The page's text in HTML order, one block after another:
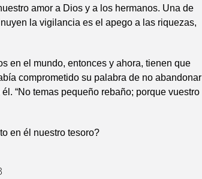
amor a Dios y a los hermanos. Una de
la vigilancia es el apego a las riquezas,
en el mundo, entonces y ahora, tienen que
comprometido su palabra de no abandonar
“No temas pequeño rebaño; porque vuestro
en él nuestro tesoro?